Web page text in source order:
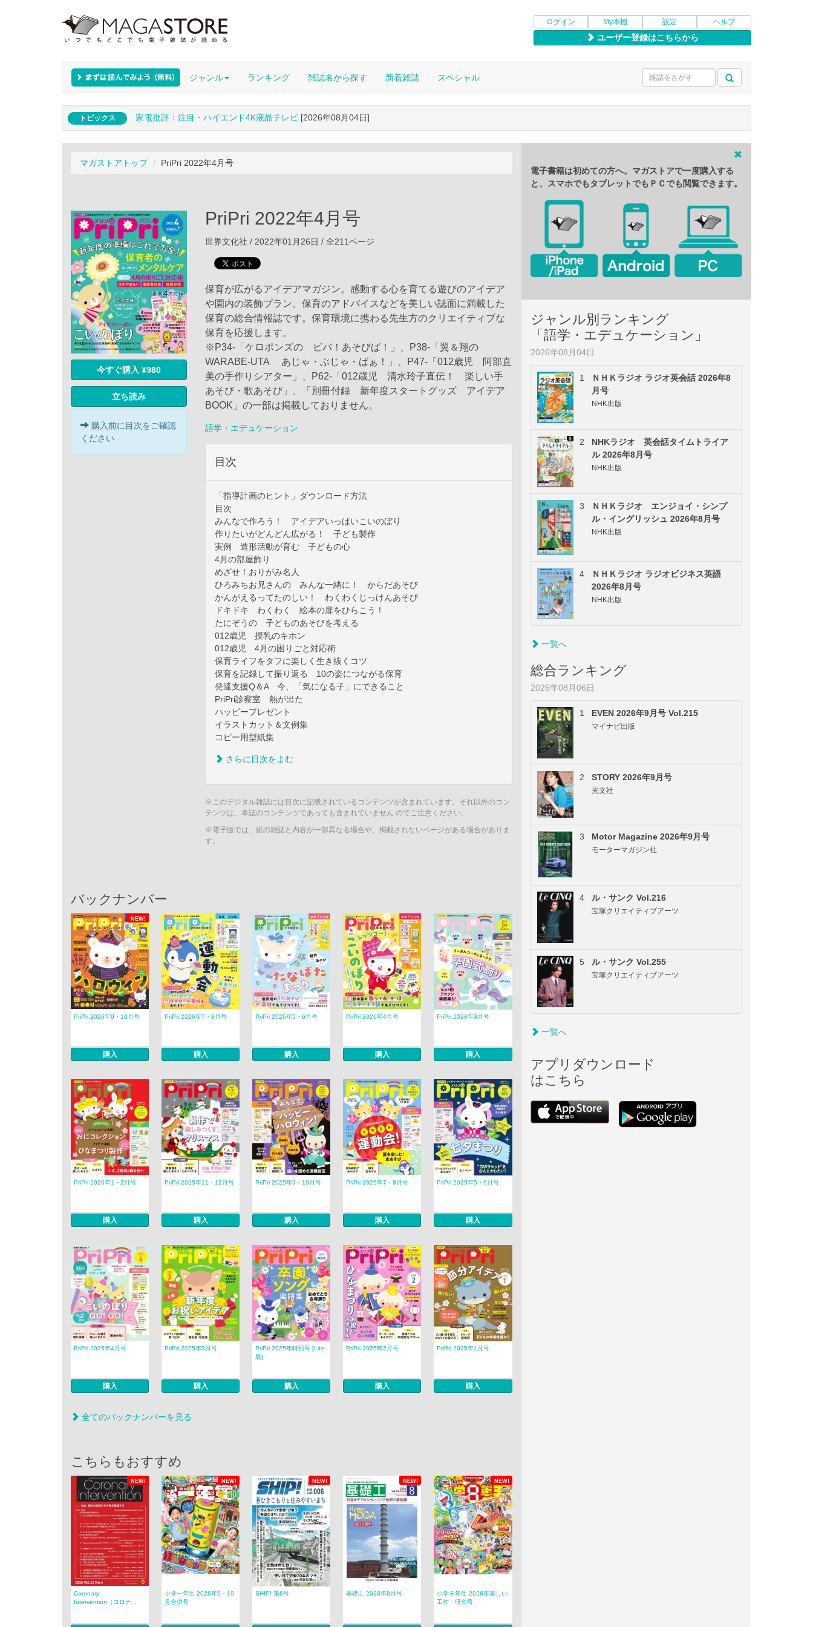
ログイン My本棚 設定 ヘルプ
ユーザー登録はこちらから
ジャンル ランキング 雑誌名から探す 新着雑誌 スペシャル
トピックス 家電批評：注目・ハイエンド4K液晶テレビ [2026年08月04日]
マガストアトップ PriPri 2022年4月号
今すぐ購入 ¥980
立ち読み
購入前に目次をご確認
ください
PriPri 2022年4月号
世界文化社 / 2022年01月26日 / 全211ページ
保育が広がるアイデアマガジン。感動する心を育てる遊びのアイデア
や園内の装飾プラン、保育のアドバイスなどを美しい誌面に満載した
保育の総合情報誌です。保育環境に携わる先生方のクリエイティブな
保育を応援します。
※P34-「ケロポンズの ビバ！あそびば！」、P38-「翼＆翔の
WARABE-UTA あじゃ・ぶじゃ・ばぁ！」、P47-「012歳児 阿部直
美の手作りシアター」、P62-「012歳児 清水玲子直伝！ 楽しい手
あそび・歌あそび」、「別冊付録 新年度スタートグッズ アイデア
BOOK」の一部は掲載しておりません。
語学・エデュケーション
目次
「指導計画のヒント」ダウンロード方法
目次
みんなで作ろう！ アイデアいっぱいこいのぼり
作りたいがどんどん広がる！ 子ども製作
実例 造形活動が育む 子どもの心
4月の部屋飾り
めざせ！おりがみ名人
ひろみちお兄さんの みんな一緒に！ からだあそび
かんがえるってたのしい！ わくわくじっけんあそび
ドキドキ わくわく 絵本の扉をひらこう！
たにぞうの 子どものあそびを考える
012歳児 授乳のキホン
012歳児 4月の困りごと対応術
保育ライフをタフに楽しく生き抜くコツ
保育を記録して振り返る 10の姿につながる保育
発達支援Q＆A 今、「気になる子」にできること
PriPri診察室 熱が出た
ハッピープレゼント
イラストカット＆文例集
コピー用型紙集
さらに目次をよむ
※このデジタル雑誌には目次に記載されているコンテンツが含まれています。それ以外のコン
テンツは、本誌のコンテンツであっても含まれていません のでご注意ください。
※電子版では、紙の雑誌と内容が一部異なる場合や、掲載されないページがある場合がありま
す。
バックナンバー
NEW!
PriPri 2026年9・10月号
購入
PriPri 2026年7・8月号
購入
PriPri 2026年5・6月号
購入
PriPri 2026年4月号
購入
PriPri 2026年3月号
購入
PriPri 2026年1・2月号
購入
PriPri 2025年11・12月号
購入
PriPri 2025年9・10月号
購入
PriPri 2025年7・8月号
購入
PriPri 2025年5・6月号
購入
PriPri 2025年4月号
購入
PriPri 2025年3月号
購入
PriPri 2025年特別号 [Lite
版]
購入
PriPri 2025年2月号
購入
PriPri 2025年1月号
購入
全てのバックナンバーを見る
こちらもおすすめ
NEW! NEW! NEW! NEW! NEW!
Coronary
Intervention（コロナ...
小学一年生 2026年9・10
月合併号
SHIP! 第6号 基礎工 2026年8月号
小学８年生 2026年楽しい
工作・研究号
電子書籍は初めての方へ。マガストアで一度購入する
と、スマホでもタブレットでもＰＣでも閲覧できます。
ジャンル別ランキング
「語学・エデュケーション」
2026年08月04日
1
ＮＨＫラジオ ラジオ英会話 2026年8
月号
NHK出版
2
NHKラジオ 英会話タイムトライア
ル 2026年8月号
NHK出版
3
ＮＨＫラジオ エンジョイ・シンプ
ル・イングリッシュ 2026年8月号
NHK出版
4
ＮＨＫラジオ ラジオビジネス英語
2026年8月号
NHK出版
一覧へ
総合ランキング
2026年08月06日
1 EVEN 2026年9月号 Vol.215
マイナビ出版
2 STORY 2026年9月号
光文社
3 Motor Magazine 2026年9月号
モーターマガジン社
4 ル・サンク Vol.216
宝塚クリエイティブアーツ
5 ル・サンク Vol.255
宝塚クリエイティブアーツ
一覧へ
アプリダウンロード
はこちら